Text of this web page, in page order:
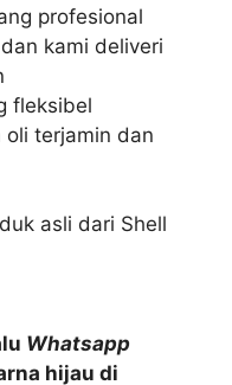
profesional
kami deliveri
fleksibel
oli terjamin dan
asli dari Shell
Whatsapp
hijau di